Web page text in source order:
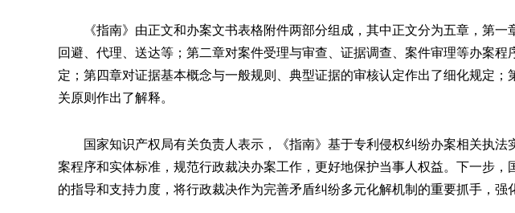
《指南》由正文和办案文书表格附件两部分组成，其中正文分为五章，第一
回避、代理、送达等；第二章对案件受理与审查、证据调查、案件审理等办案
定；第四章对证据基本概念与一般规则、典型证据的审核认定作出了细化规定
关原则作出了解释。
国家知识产权局有关负责人表示，《指南》基于专利侵权纠纷办案相关执法
案程序和实体标准，规范行政裁决办案工作，更好地保护当事人权益。下一步
的指导和支持力度，将行政裁决作为完善矛盾纠纷多元化解机制的重要抓手，强